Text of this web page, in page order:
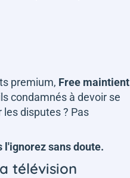
premium, Free maintient
condamnés à devoir se
disputes ? Pas
l'ignorez sans doute.
télévision